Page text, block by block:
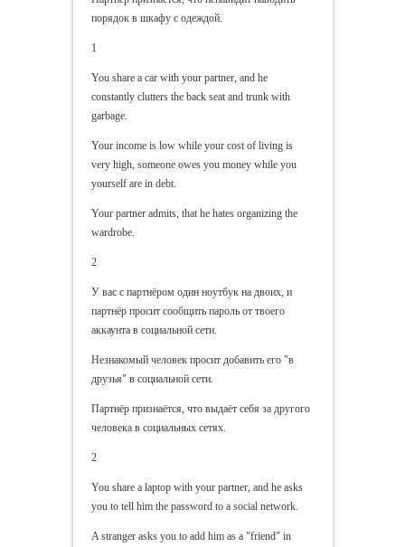
порядок в шкафу с одеждой.
1
You share a car with your partner, and he
constantly clutters the back seat and trunk with
garbage.
Your income is low while your cost of living is
very high, someone owes you money while you
yourself are in debt.
Your partner admits, that he hates organizing the
wardrobe.
2
У вас с партнёром один ноутбук на двоих, и
партнёр просит сообщить пароль от твоего
аккаунта в социальной сети.
Незнакомый человек просит добавить его "в
друзья" в социальной сети.
Партнёр признаётся, что выдаёт себя за другого
человека в социальных сетях.
2
You share a laptop with your partner, and he asks
you to tell him the password to a social network.
A stranger asks you to add him as a "friend" in